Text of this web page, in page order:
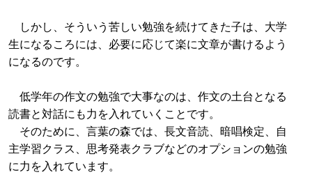
しかし、そういう苦しい勉強を続けてきた子は、大学
生になるころには、必要に応じて楽に文章が書けるよう
になるのです。
低学年の作文の勉強で大事なのは、作文の土台となる
読書と対話にも力を入れていくことです。
そのために、言葉の森では、長文音読、暗唱検定、自
主学習クラス、思考発表クラブなどのオプションの勉強
に力を入れています。